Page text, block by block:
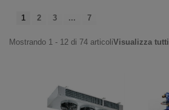
1 2 3 ... 7
Mostrando 1 - 12 di 74 articoliVisualizza tutti